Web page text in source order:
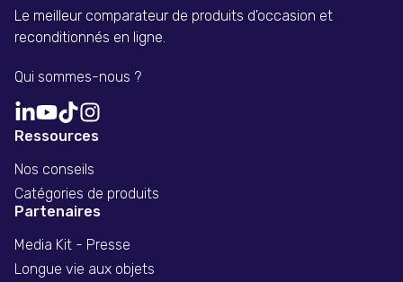
Le meilleur comparateur de produits d'occasion et
reconditionnés en ligne.
Qui sommes-nous ?
Ressources
Nos conseils
Catégories de produits
Partenaires
Media Kit - Presse
Longue vie aux objets